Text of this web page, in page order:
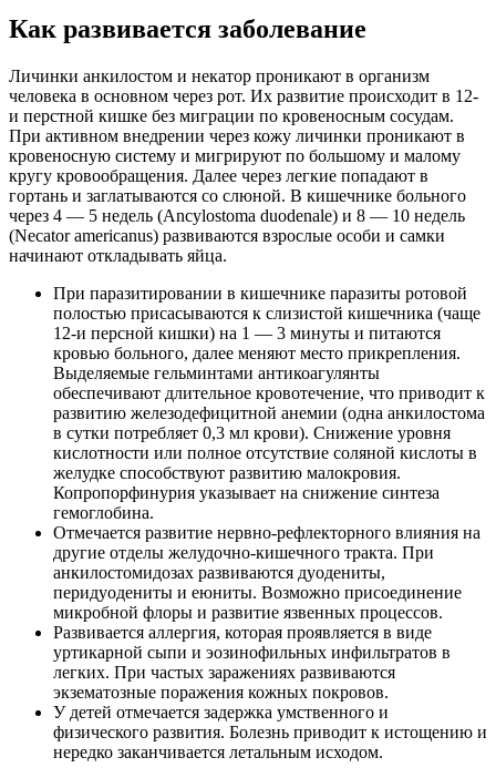
Как развивается заболевание
Личинки анкилостом и некатор проникают в организм
человека в основном через рот. Их развитие происходит в 12-
и перстной кишке без миграции по кровеносным сосудам.
При активном внедрении через кожу личинки проникают в
кровеносную систему и мигрируют по большому и малому
кругу кровообращения. Далее через легкие попадают в
гортань и заглатываются со слюной. В кишечнике больного
через 4 — 5 недель (Ancylostoma duodenale) и 8 — 10 недель
(Necator americanus) развиваются взрослые особи и самки
начинают откладывать яйца.
При паразитировании в кишечнике паразиты ротовой
полостью присасываются к слизистой кишечника (чаще
12-и персной кишки) на 1 — 3 минуты и питаются
кровью больного, далее меняют место прикрепления.
Выделяемые гельминтами антикоагулянты
обеспечивают длительное кровотечение, что приводит к
развитию железодефицитной анемии (одна анкилостома
в сутки потребляет 0,3 мл крови). Снижение уровня
кислотности или полное отсутствие соляной кислоты в
желудке способствуют развитию малокровия.
Копропорфинурия указывает на снижение синтеза
гемоглобина.
Отмечается развитие нервно-рефлекторного влияния на
другие отделы желудочно-кишечного тракта. При
анкилостомидозах развиваются дуодениты,
перидуодениты и еюниты. Возможно присоединение
микробной флоры и развитие язвенных процессов.
Развивается аллергия, которая проявляется в виде
уртикарной сыпи и эозинофильных инфильтратов в
легких. При частых заражениях развиваются
экзематозные поражения кожных покровов.
У детей отмечается задержка умственного и
физического развития. Болезнь приводит к истощению и
нередко заканчивается летальным исходом.